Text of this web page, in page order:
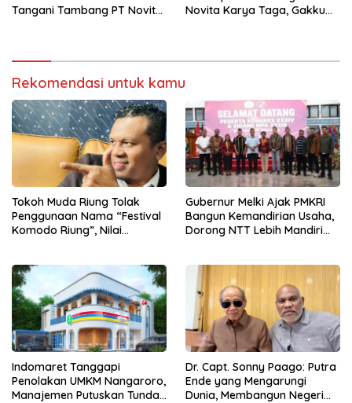
Tangani Tambang PT Novita
Novita Karya Taga, Gakkum
Rekomendasi untuk kamu
Tokoh Muda Riung Tolak
Penggunaan Nama “Festival
Komodo Riung”, Nilai
Gubernur Melki Ajak PMKRI
Bangun Kemandirian Usaha,
Dorong NTT Lebih Mandiri
Indomaret Tanggapi
Penolakan UMKM Nangaroro,
Manajemen Putuskan Tunda
Dr. Capt. Sonny Paago: Putra
Ende yang Mengarungi
Dunia, Membangun Negeri